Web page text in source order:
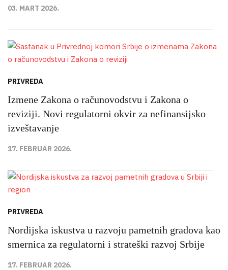
03. MART 2026.
PRIVREDA
Izmene Zakona o računovodstvu i Zakona o
reviziji. Novi regulatorni okvir za nefinansijsko
izveštavanje
17. FEBRUAR 2026.
PRIVREDA
Nordijska iskustva u razvoju pametnih gradova kao
smernica za regulatorni i strateški razvoj Srbije
17. FEBRUAR 2026.